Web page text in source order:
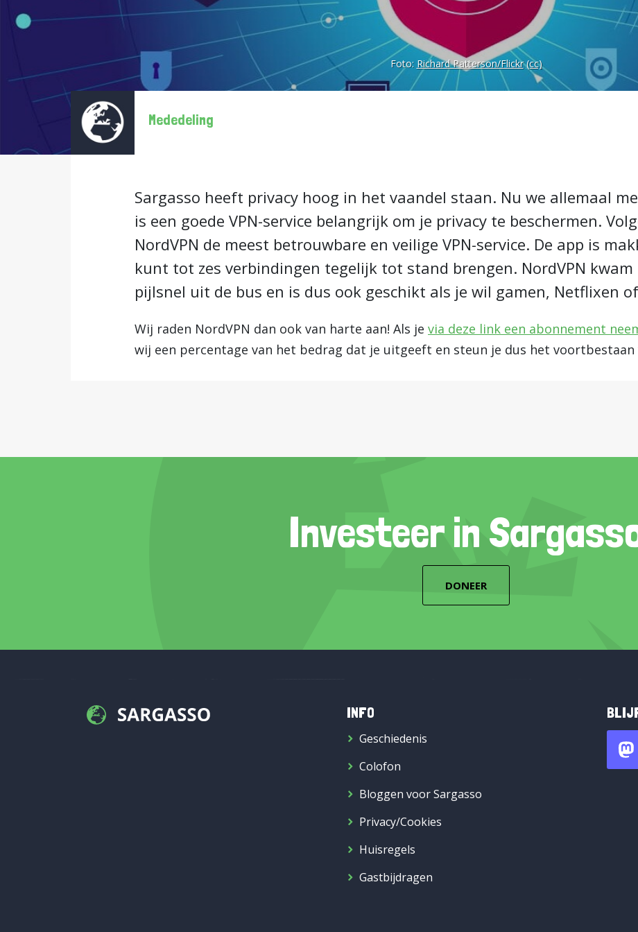
Foto: Richard Patterson/Flickr (cc)
Mededeling
Sargasso heeft privacy hoog in het vaandel staan. Nu we allemaal
is een goede VPN-service belangrijk om je privacy te beschermen.
NordVPN de meest betrouwbare en veilige VPN-service. De app is
kunt tot zes verbindingen tegelijk tot stand brengen. NordVPN kwam
pijlsnel uit de bus en is dus ook geschikt als je wil gamen, Netflixen
Wij raden NordVPN dan ook van harte aan! Als je via deze link een abonnement
wij een percentage van het bedrag dat je uitgeeft en steun je dus het voortbestaan
Investeer in
DONEER
INFO
Geschiedenis
Colofon
Bloggen voor Sargasso
Privacy/Cookies
Huisregels
Gastbijdragen